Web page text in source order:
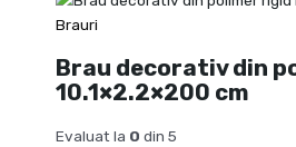
Brauri
Brau decorativ din
10.1×2.2×200 cm
Evaluat la 0 din 5